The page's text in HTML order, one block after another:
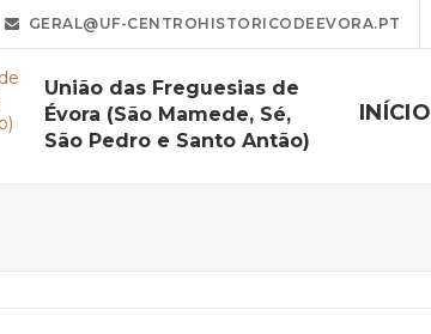
GERAL@UF-CENTROHISTORICODEEVORA.PT
União das Freguesias de
Évora (São Mamede, Sé,
São Pedro e Santo Antão)
INÍCIO